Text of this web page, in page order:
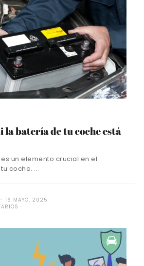
la batería de tu coche está
un elemento crucial en el
coche. ...
16 MAYO, 2025